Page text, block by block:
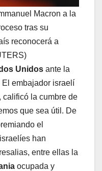
Macron a la
tras su
reconocerá a
Unidos ante la
embajador israelí
, calificó la cumbre de
que sea útil. De
el
han
entre ellas la
ocupada y